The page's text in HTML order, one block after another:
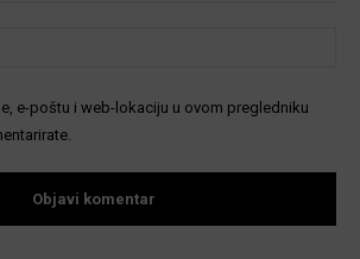
e-poštu i web-lokaciju u ovom pregledniku